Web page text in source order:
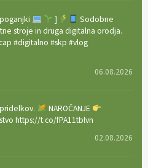
]
Sodobne
stroje in druga digitalna orodja.
#digitalno #skp #vlog
06.08.2026
NAROČANJE
https://t.co/fPA11tblvn
02.08.2026